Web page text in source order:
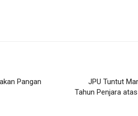
Pangan
JPU Tuntut
Tahun Penjara